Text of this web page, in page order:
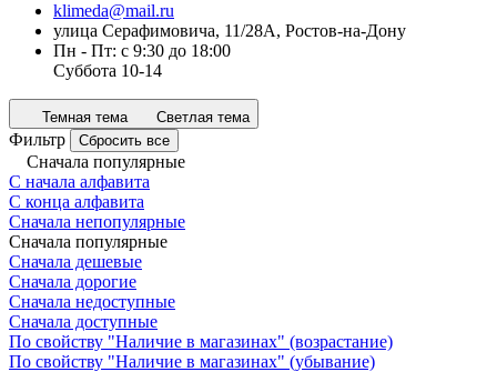
klimeda@mail.ru
улица Серафимовича, 11/28А, Ростов-на-Дону
Пн - Пт: с 9:30 до 18:00
Суббота 10-14
Темная тема Светлая тема
Фильтр Сбросить все
Сначала популярные
С начала алфавита
С конца алфавита
Сначала непопулярные
Сначала популярные
Сначала дешевые
Сначала дорогие
Сначала недоступные
Сначала доступные
По свойству "Наличие в магазинах" (возрастание)
По свойству "Наличие в магазинах" (убывание)